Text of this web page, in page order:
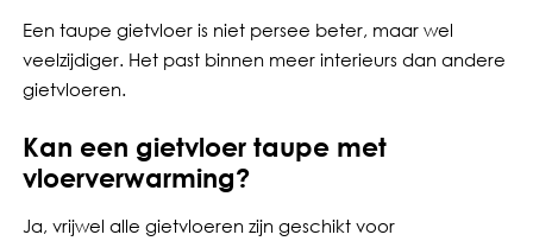
Een taupe gietvloer is niet persee beter, maar wel
veelzijdiger. Het past binnen meer interieurs dan andere
gietvloeren.
Kan een gietvloer taupe met
vloerverwarming?
Ja, vrijwel alle gietvloeren zijn geschikt voor